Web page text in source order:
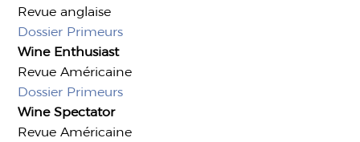
Revue anglaise
Dossier Primeurs
Wine Enthusiast
Revue Américaine
Dossier Primeurs
Wine Spectator
Revue Américaine